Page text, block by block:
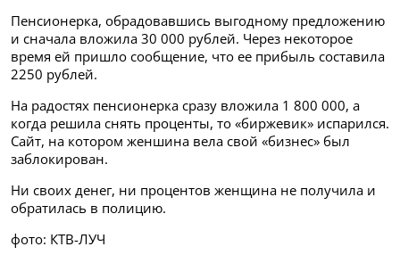
Пенсионерка, обрадовавшись выгодному предложению
и сначала вложила 30 000 рублей. Через некоторое
время ей пришло сообщение, что ее прибыль составила
2250 рублей.
На радостях пенсионерка сразу вложила 1 800 000, а
когда решила снять проценты, то «биржевик» испарился.
Сайт, на котором женшина вела свой «бизнес» был
заблокирован.
Ни своих денег, ни процентов женщина не получила и
обратилась в полицию.
фото: КТВ-ЛУЧ